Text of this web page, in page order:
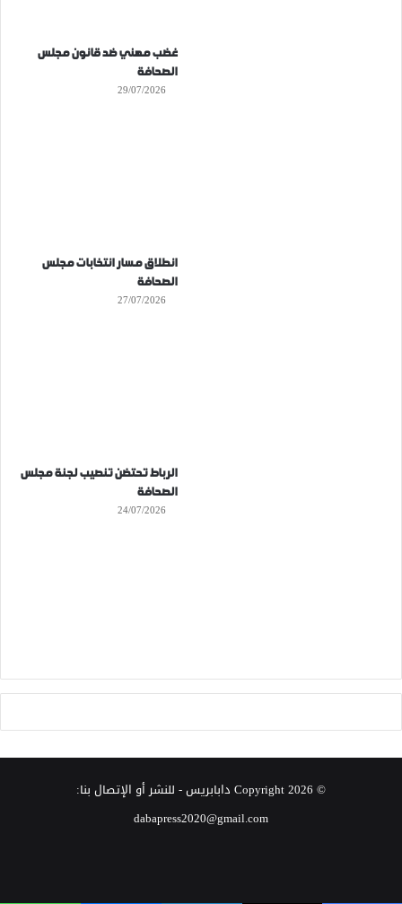
غضب مهني ضد قانون مجلس
الصحافة
29/07/2026
انطلاق مسار انتخابات مجلس
الصحافة
27/07/2026
الرباط تحتضن تنصيب لجنة مجلس
الصحافة
24/07/2026
© Copyright 2026 دابابريس- للنشر أو الإتصال بنا:
dabapress2020@gmail.com